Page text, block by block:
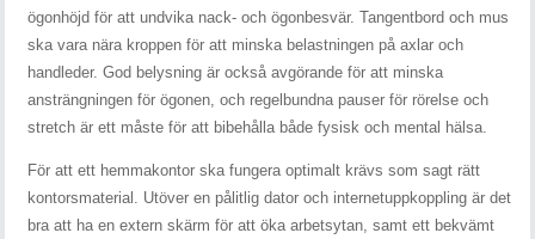
ögonhöjd för att undvika nack- och ögonbesvär. Tangentbord och mus
ska vara nära kroppen för att minska belastningen på axlar och
handleder. God belysning är också avgörande för att minska
ansträngningen för ögonen, och regelbundna pauser för rörelse och
stretch är ett måste för att bibehålla både fysisk och mental hälsa.
För att ett hemmakontor ska fungera optimalt krävs som sagt rätt
kontorsmaterial. Utöver en pålitlig dator och internetuppkoppling är det
bra att ha en extern skärm för att öka arbetsytan, samt ett bekvämt